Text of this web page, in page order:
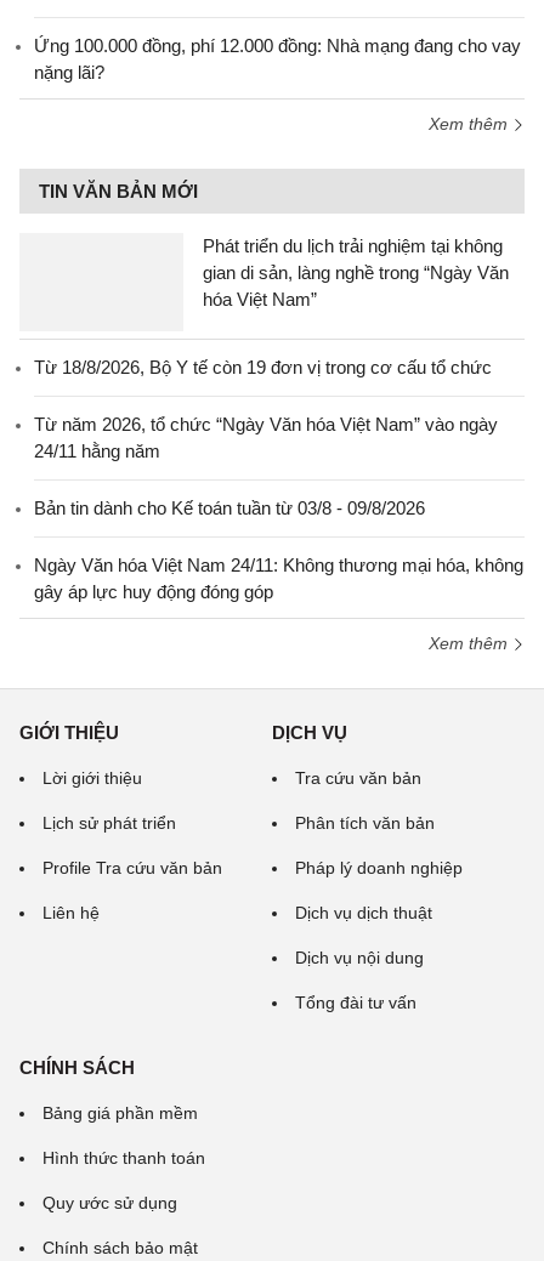
Ứng 100.000 đồng, phí 12.000 đồng: Nhà mạng đang cho vay
nặng lãi?
Xem thêm
TIN VĂN BẢN MỚI
Phát triển du lịch trải nghiệm tại không
gian di sản, làng nghề trong “Ngày Văn
hóa Việt Nam”
Từ 18/8/2026, Bộ Y tế còn 19 đơn vị trong cơ cấu tổ chức
Từ năm 2026, tổ chức “Ngày Văn hóa Việt Nam” vào ngày
24/11 hằng năm
Bản tin dành cho Kế toán tuần từ 03/8 - 09/8/2026
Ngày Văn hóa Việt Nam 24/11: Không thương mại hóa, không
gây áp lực huy động đóng góp
Xem thêm
GIỚI THIỆU
Lời giới thiệu
Lịch sử phát triển
Profile Tra cứu văn bản
Liên hệ
DỊCH VỤ
Tra cứu văn bản
Phân tích văn bản
Pháp lý doanh nghiệp
Dịch vụ dịch thuật
Dịch vụ nội dung
Tổng đài tư vấn
CHÍNH SÁCH
Bảng giá phần mềm
Hình thức thanh toán
Quy ước sử dụng
Chính sách bảo mật